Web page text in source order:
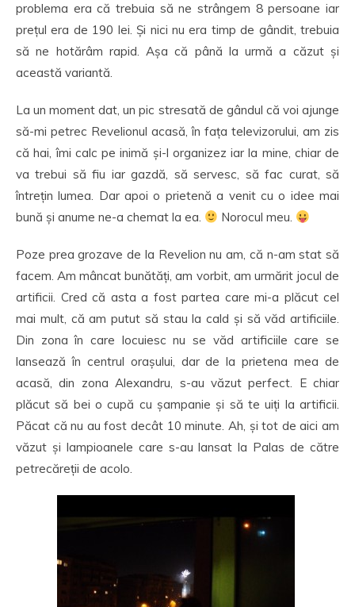
problema era că trebuia să ne strângem 8 persoane iar
prețul era de 190 lei. Și nici nu era timp de gândit, trebuia
să ne hotărâm rapid. Așa că până la urmă a căzut și
această variantă.
La un moment dat, un pic stresată de gândul că voi ajunge
să-mi petrec Revelionul acasă, în fața televizorului, am zis
că hai, îmi calc pe inimă și-l organizez iar la mine, chiar de
va trebui să fiu iar gazdă, să servesc, să fac curat, să
întrețin lumea. Dar apoi o prietenă a venit cu o idee mai
bună și anume ne-a chemat la ea.
Norocul meu.
Poze prea grozave de la Revelion nu am, că n-am stat să
facem. Am mâncat bunătăți, am vorbit, am urmărit jocul de
artificii. Cred că asta a fost partea care mi-a plăcut cel
mai mult, că am putut să stau la cald și să văd artificiile.
Din zona în care locuiesc nu se văd artificiile care se
lansează în centrul orașului, dar de la prietena mea de
acasă, din zona Alexandru, s-au văzut perfect. E chiar
plăcut să bei o cupă cu șampanie și să te uiți la artificii.
Păcat că nu au fost decât 10 minute. Ah, și tot de aici am
văzut și lampioanele care s-au lansat la Palas de către
petrecăreții de acolo.